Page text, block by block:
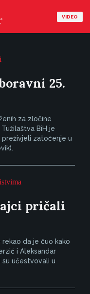
VIDEO
25.
za zločine
BiH je
preživjeli zatočenje u
pričali
da je čuo kako
i Aleksandar
su učestvovali u